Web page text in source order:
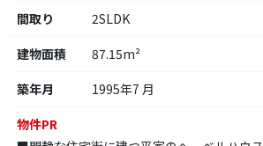
間取り
2SLDK
建物面積
87.15m²
築年月
1995年7 月
物件PR